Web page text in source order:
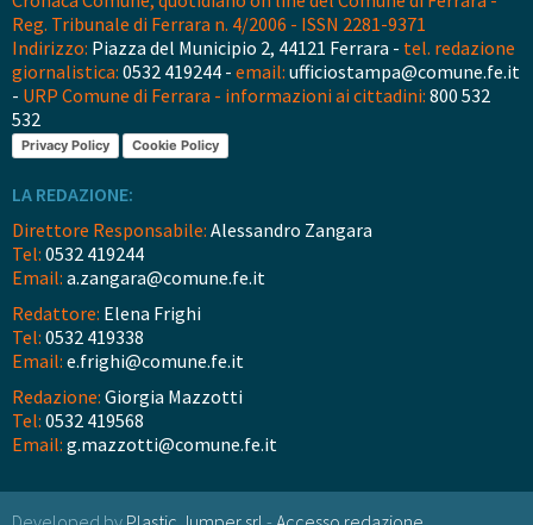
Reg. Tribunale di Ferrara n. 4/2006 - ISSN 2281-9371
Indirizzo: Piazza del Municipio 2, 44121 Ferrara - tel. redazione
giornalistica: 0532 419244 - email: ufficiostampa@comune.fe.it
- URP Comune di Ferrara - informazioni ai cittadini: 800 532
532
Privacy Policy Cookie Policy
LA REDAZIONE:
Direttore Responsabile: Alessandro Zangara
Tel: 0532 419244
Email: a.zangara@comune.fe.it
Redattore: Elena Frighi
Tel: 0532 419338
Email: e.frighi@comune.fe.it
Redazione: Giorgia Mazzotti
Tel: 0532 419568
Email: g.mazzotti@comune.fe.it